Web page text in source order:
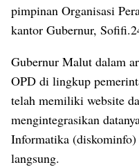
pimpinan Organisasi
kantor Gubernur,
Gubernur Malut dalam
OPD di lingkup
telah memiliki website
mengintegrasikan
Informatika (diskominfo)
langsung.